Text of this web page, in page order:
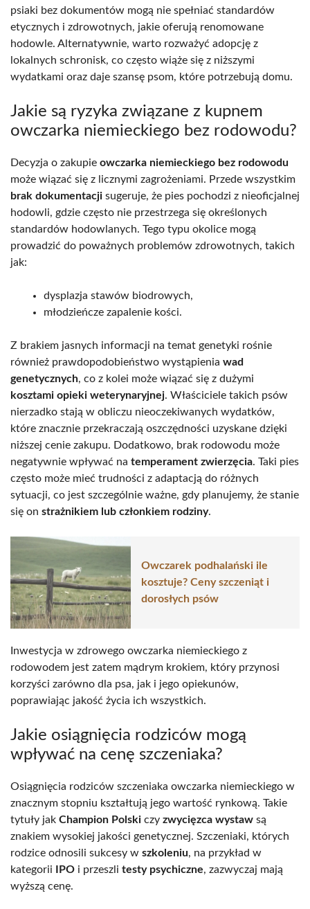
psiaki bez dokumentów mogą nie spełniać standardów
etycznych i zdrowotnych, jakie oferują renomowane
hodowle. Alternatywnie, warto rozważyć adopcję z
lokalnych schronisk, co często wiąże się z niższymi
wydatkami oraz daje szansę psom, które potrzebują domu.
Jakie są ryzyka związane z kupnem
owczarka niemieckiego bez rodowodu?
Decyzja o zakupie owczarka niemieckiego bez rodowodu
może wiązać się z licznymi zagrożeniami. Przede wszystkim
brak dokumentacji sugeruje, że pies pochodzi z nieoficjalnej
hodowli, gdzie często nie przestrzega się określonych
standardów hodowlanych. Tego typu okolice mogą
prowadzić do poważnych problemów zdrowotnych, takich
jak:
dysplazja stawów biodrowych,
młodzieńcze zapalenie kości.
Z brakiem jasnych informacji na temat genetyki rośnie
również prawdopodobieństwo wystąpienia wad
genetycznych, co z kolei może wiązać się z dużymi
kosztami opieki weterynaryjnej. Właściciele takich psów
nierzadko stają w obliczu nieoczekiwanych wydatków,
które znacznie przekraczają oszczędności uzyskane dzięki
niższej cenie zakupu. Dodatkowo, brak rodowodu może
negatywnie wpływać na temperament zwierzęcia. Taki pies
często może mieć trudności z adaptacją do różnych
sytuacji, co jest szczególnie ważne, gdy planujemy, że stanie
się on strażnikiem lub członkiem rodziny.
Owczarek podhalański ile
kosztuje? Ceny szczeniąt i
dorosłych psów
Inwestycja w zdrowego owczarka niemieckiego z
rodowodem jest zatem mądrym krokiem, który przynosi
korzyści zarówno dla psa, jak i jego opiekunów,
poprawiając jakość życia ich wszystkich.
Jakie osiągnięcia rodziców mogą
wpływać na cenę szczeniaka?
Osiągnięcia rodziców szczeniaka owczarka niemieckiego w
znacznym stopniu kształtują jego wartość rynkową. Takie
tytuły jak Champion Polski czy zwycięzca wystaw są
znakiem wysokiej jakości genetycznej. Szczeniaki, których
rodzice odnosili sukcesy w szkoleniu, na przykład w
kategorii IPO i przeszli testy psychiczne, zazwyczaj mają
wyższą cenę.